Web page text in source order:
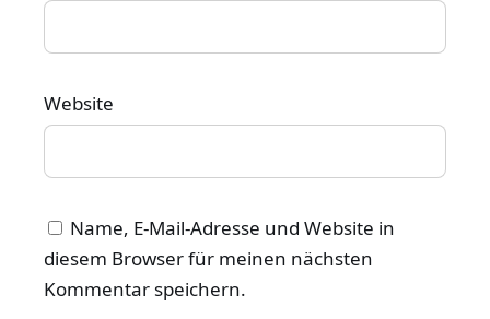
Website
Name, E-Mail-Adresse und Website in
diesem Browser für meinen nächsten
Kommentar speichern.